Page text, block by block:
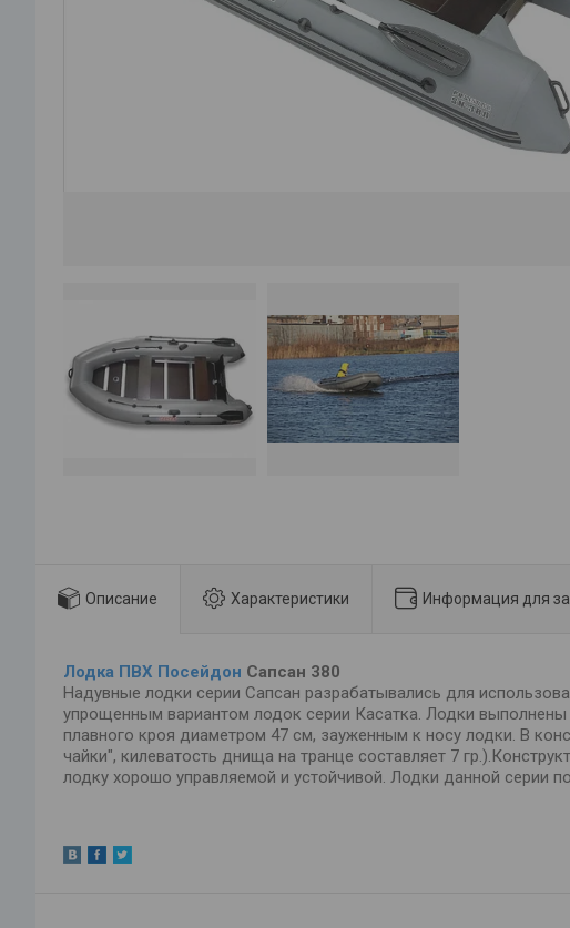
Описание Характеристики Информация для
Лодка ПВХ Посейдон Сапсан 380
Надувные лодки серии Сапсан разрабатывались для
упрощенным вариантом лодок серии Касатка. Лодки
плавного кроя диаметром 47 см, зауженным к носу лодки. В
чайки", килеватость днища на транце составляет 7
лодку хорошо управляемой и устойчивой. Лодки данной серии